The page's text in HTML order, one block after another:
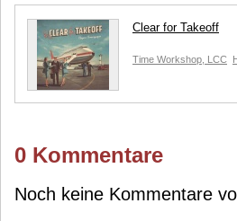
Clear for Takeoff
Time Workshop, LCC
0 Kommentare
Noch keine Kommentare